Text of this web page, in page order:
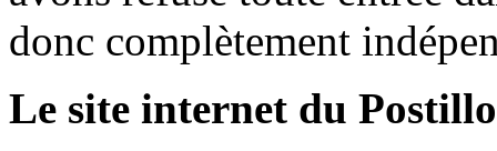
donc complètement
Le site internet du